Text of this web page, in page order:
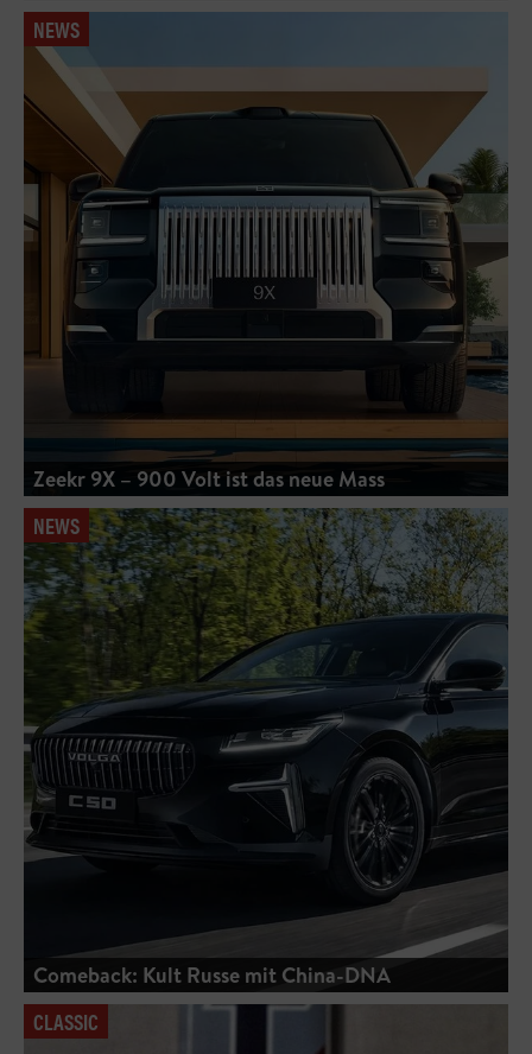
NEWS
Zeekr 9X – 900 Volt ist das neue Mass
NEWS
Comeback: Kult Russe mit China-DNA
CLASSIC